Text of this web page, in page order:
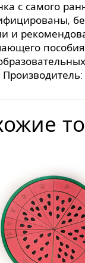
с самого
и